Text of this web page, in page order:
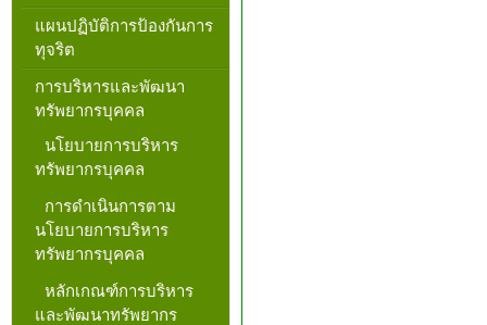
แผนปฏิบัติการป้องกันการ
ทุจริต
การบริหารและพัฒนา
ทรัพยากรบุคคล
นโยบายการบริหาร
ทรัพยากรบุคคล
การดำเนินการตาม
นโยบายการบริหาร
ทรัพยากรบุคคล
หลักเกณฑ์การบริหาร
และพัฒนาทรัพยากร